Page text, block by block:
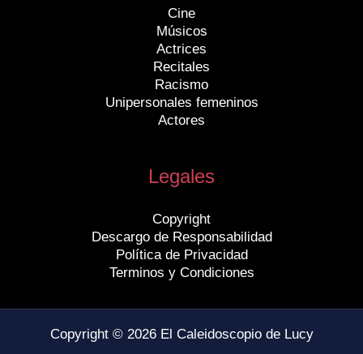
Cine
Músicos
Actrices
Recitales
Racismo
Unipersonales femeninos
Actores
Legales
Copyright
Descargo de Responsabilidad
Política de Privacidad
Terminos y Condiciones
Copyright © 2026 El Caleidoscopio de Lucy